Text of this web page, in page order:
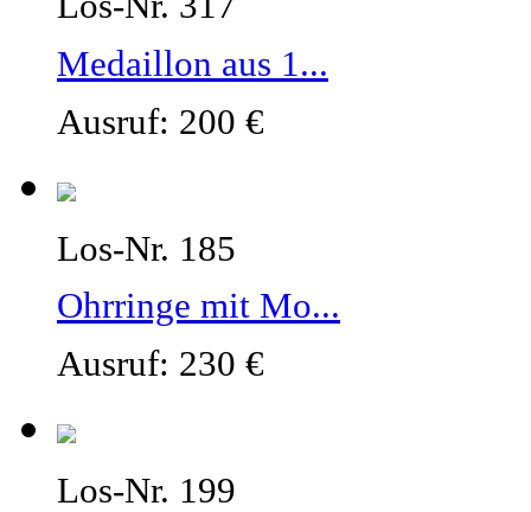
Medaillon aus 1...
Ausruf: 200 €
Los-Nr. 185
Ohrringe mit Mo...
Ausruf: 230 €
Los-Nr. 199